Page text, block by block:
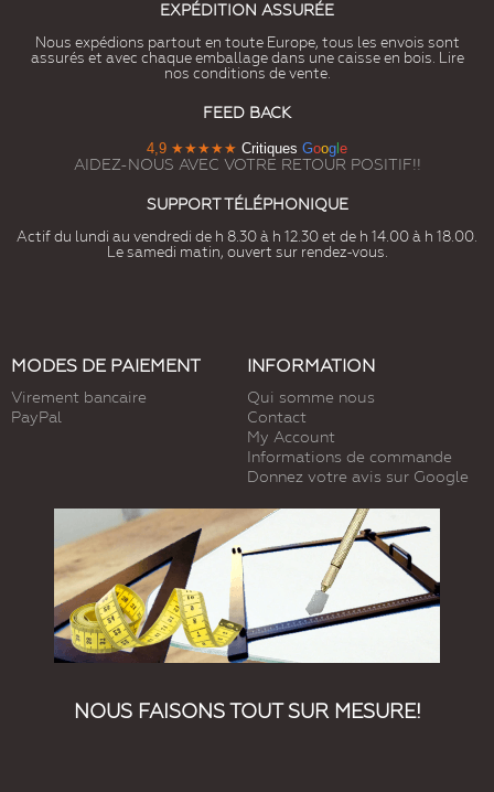
EXPÉDITION ASSURÉE
Nous expédions partout en toute Europe, tous les envois sont
assurés et avec chaque emballage dans une caisse en bois. Lire
nos conditions de vente.
FEED BACK
4,9 ★★★★★ Critiques Goog e
AIDEZ-NOUS AVEC VOTRE RETOUR POSITIF!!
SUPPORT TÉLÉPHONIQUE
Actif du lundi au vendredi de h 8.30 à h 12.30 et de h 14.00 à h 18.00.
Le samedi matin, ouvert sur rendez-vous.
MODES DE PAIEMENT
Virement bancaire
PayPal
INFORMATION
Qui somme nous
Contact
My Account
Informations de commande
Donnez votre avis sur Google
NOUS FAISONS TOUT SUR MESURE!